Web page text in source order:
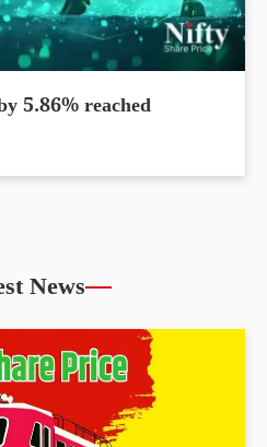
5.86% reached
News